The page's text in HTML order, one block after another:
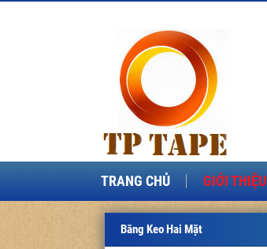
TRANG CHỦ GIỚI THIỆU
Băng Keo Hai Mặt